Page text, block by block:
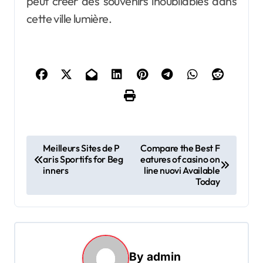
cette ville lumière.
o
t
n
Meilleurs Sites de P
aris Sportifs for Beg
inners
Compare the Best F
eatures of casino on
line nuovi Available
Today
By admin